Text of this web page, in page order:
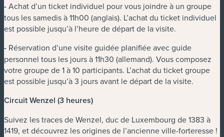
-Achat d’un ticket individuel pour vous joindre à un groupe
tous les samedis à 11h00 (anglais). L’achat du ticket individuel
est possible jusqu’à l’heure de départ de la visite.
- Réservation d’une visite guidée planifiée avec guide
personnel tous les jours à 11h30 (allemand). Vous composez
votre groupe de 1 à 10 participants. L’achat du ticket groupe
est possible jusqu’à 3 jours avant le départ de la visite.
Circuit Wenzel (3 heures)
Suivez les traces de Wenzel, duc de Luxembourg de 1383 à
1419, et découvrez les origines de l’ancienne ville-forteresse !